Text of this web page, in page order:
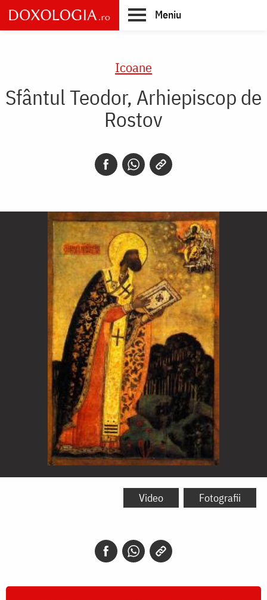
Skip
to
main
Meniu
Icoane
Sfântul Teodor, Arhiepiscop de
Rostov
Sfântul
Video Fotografii